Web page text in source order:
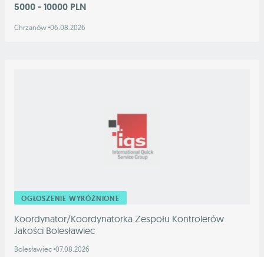
5000 - 10000 PLN
Chrzanów 06.08.2026
OGŁOSZENIE WYRÓŻNIONE
Koordynator/Koordynatorka Zespołu Kontrolerów
Jakości Bolesławiec
Bolesławiec 07.08.2026